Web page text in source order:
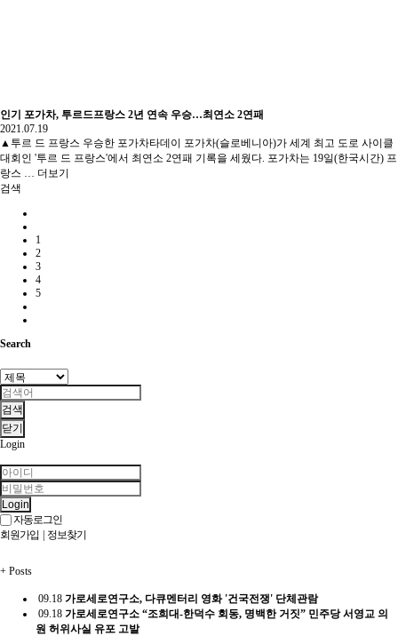
인기 포가차, 투르드프랑스 2년 연속 우승…최연소 2연패
2021.07.19
▲투르 드 프랑스 우승한 포가차타데이 포가차(슬로베니아)가 세계 최고 도로 사이클
대회인 '투르 드 프랑스'에서 최연소 2연패 기록을 세웠다. 포가차는 19일(한국시간) 프
랑스 … 더보기
검색
1
2
3
4
5
Search
검색
닫기
Login
Login
자동로그인
회원가입 | 정보찾기
+ Posts
09.18 가로세로연구소, 다큐멘터리 영화 '건국전쟁' 단체관람
09.18 가로세로연구소 “조희대-한덕수 회동, 명백한 거짓” 민주당 서영교 의
원 허위사실 유포 고발